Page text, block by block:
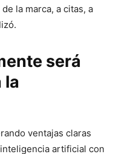
la marca, a citas, a
será
la
ventajas claras
artificial con